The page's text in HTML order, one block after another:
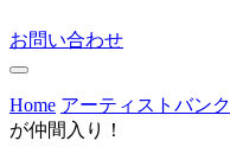
お問い合わせ
Home アーティストバンク
が仲間入り！